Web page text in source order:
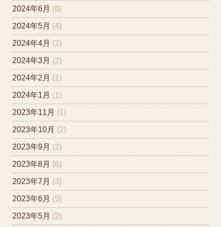
2024年6月 (6)
2024年5月 (4)
2024年4月 (2)
2024年3月 (2)
2024年2月 (1)
2024年1月 (1)
2023年11月 (1)
2023年10月 (2)
2023年9月 (2)
2023年8月 (6)
2023年7月 (3)
2023年6月 (5)
2023年5月 (2)